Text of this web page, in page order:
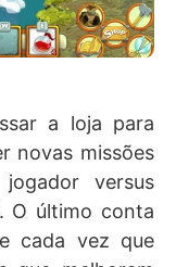
a loja para
novas missões
versus
. O último conta
cada vez que